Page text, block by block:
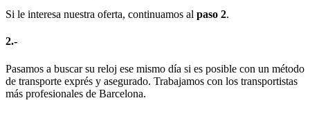
Si le interesa nuestra oferta, continuamos al paso 2.
2.-
Pasamos a buscar su reloj ese mismo día si es posible con un método
de transporte exprés y asegurado. Trabajamos con los transportistas
más profesionales de Barcelona.